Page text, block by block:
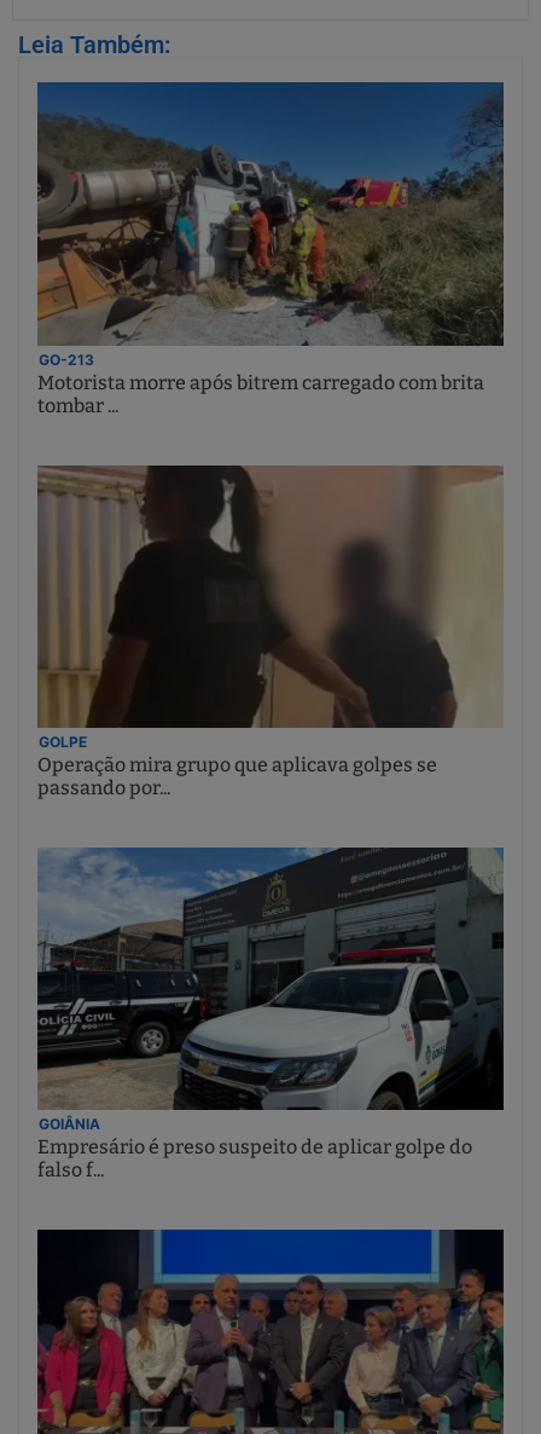
Leia Também:
GO-213
Motorista morre após bitrem carregado com brita
tombar ...
GOLPE
Operação mira grupo que aplicava golpes se
passando por...
GOIÂNIA
Empresário é preso suspeito de aplicar golpe do
falso f...